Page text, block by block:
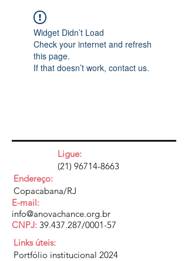
Widget Didn’t Load
Check your internet and refresh
this page.
If that doesn’t work, contact us.
Ligue:
(21) 96714-8663
Endereço:
Copacabana/RJ
E-mail:
info@anovachance.org.br
CNPJ: 39.437.287/0001-57
Links úteis:
Portfólio institucional 2024